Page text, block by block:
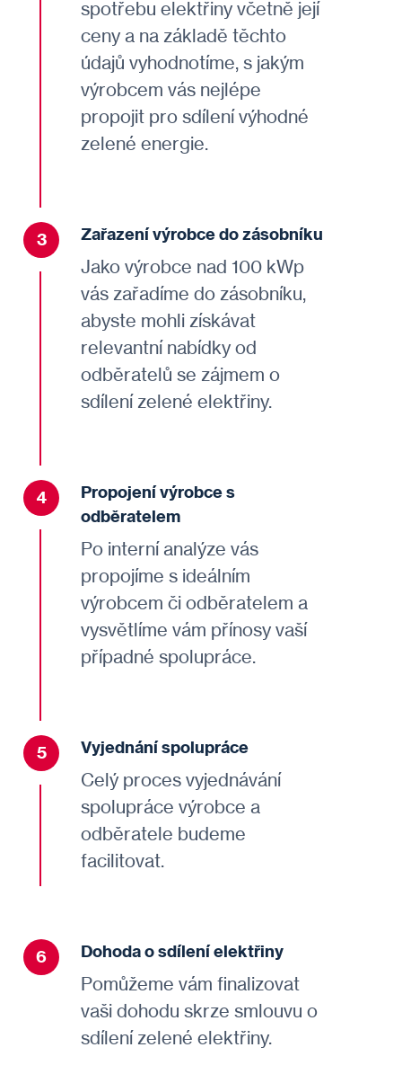
spotřebu elektřiny včetně její
ceny a na základě těchto
údajů vyhodnotíme, s jakým
výrobcem vás nejlépe
propojit pro sdílení výhodné
zelené energie.
3 Zařazení výrobce do zásobníku
Jako výrobce nad 100 kWp
vás zařadíme do zásobníku,
abyste mohli získávat
relevantní nabídky od
odběratelů se zájmem o
sdílení zelené elektřiny.
4 Propojenívýrobce s
odběratelem
Po interní analýze vás
propojíme s ideálním
výrobcem či odběratelem a
vysvětlíme vám přínosy vaší
případné spolupráce.
5 Vyjednání spolupráce
Celý proces vyjednávání
spolupráce výrobce a
odběratele budeme
facilitovat.
6 Dohoda o sdílení elektřiny
Pomůžeme vám finalizovat
vaši dohodu skrze smlouvu o
sdílení zelené elektřiny.